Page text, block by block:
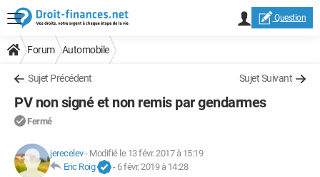
Question
Forum Automobile
Sujet Précédent Sujet Suivant
PV non signé et non remis par gendarmes
Fermé
jerecelev- Modifié le 13 févr. 2017 à 15:19
Eric Roig
- 6 févr. 2019 à 14:28